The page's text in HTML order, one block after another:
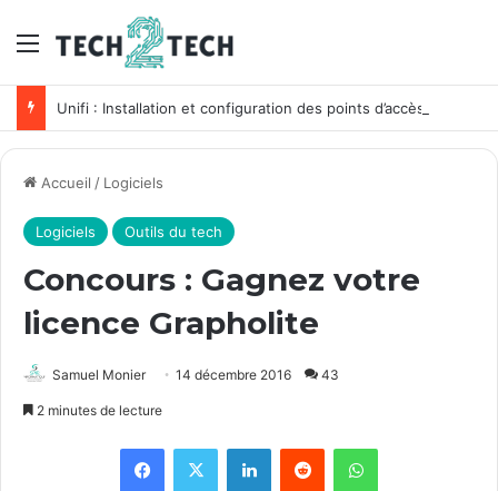
Menu
Accueil / Logiciels
Logiciels Outils du tech
Concours : Gagnez votre
licence Grapholite
Samuel Monier 14 décembre 2016 43
2 minutes de lecture